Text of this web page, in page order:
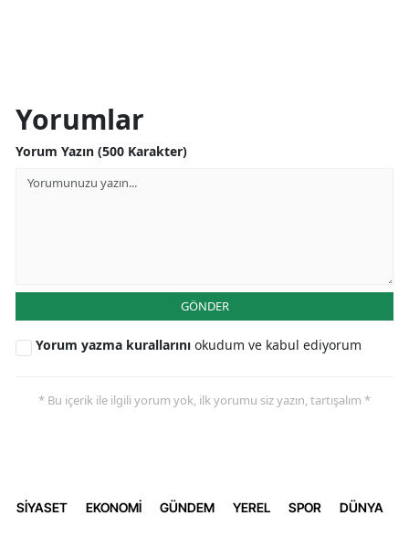
Yorumlar
Yorum Yazın (500 Karakter)
GÖNDER
Yorum yazma kurallarını okudum ve kabul ediyorum
* Bu içerik ile ilgili yorum yok, ilk yorumu siz yazın, tartışalım *
SİYASET EKONOMİ GÜNDEM YEREL SPOR DÜNYA